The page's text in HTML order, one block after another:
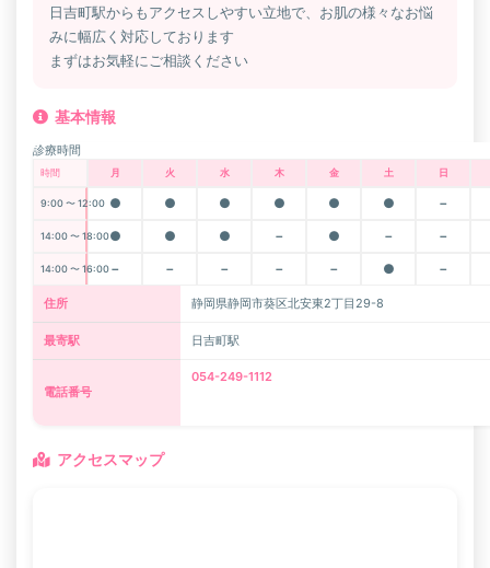
日吉町駅からもアクセスしやすい立地で、お肌の様々なお悩
みに幅広く対応しております
まずはお気軽にご相談ください
基本情報
診療時間
時間 月 火 水 木 金 土 日
9:00 〜 12:00 ● ● ● ● ● ● －
14:00 〜 18:00● ● ● － ● － －
14:00 〜 16:00－ － － － － ● －
住所 静岡県静岡市葵区北安東2丁目29-8
最寄駅 日吉町駅
電話番号
054-249-1112
アクセスマップ